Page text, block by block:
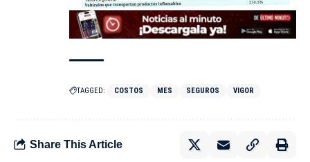
TAGGED: COSTOS MES SEGUROS VIGOR
Share This Article